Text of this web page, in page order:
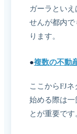
ガーラとい
せんが都内
ります。
●複数の不動
ここからFJ
始める際は
とが重要です